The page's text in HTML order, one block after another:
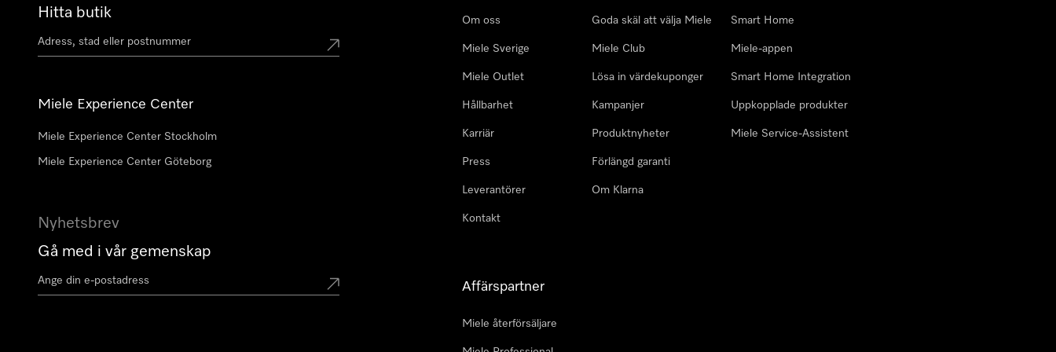
Hitta butik
Miele Experience Center
Miele Experience Center Stockholm
Miele Experience Center Göteborg
Nyhetsbrev
Gå med i vår gemenskap
Om oss
Miele Sverige
Miele Outlet
Hållbarhet
Karriär
Press
Leverantörer
Kontakt
Goda skäl att välja Miele
Miele Club
Lösa in värdekuponger
Kampanjer
Produktnyheter
Förlängd garanti
Om Klarna
Smart Home
Miele-appen
Smart Home Integration
Uppkopplade produkter
Miele Service-Assistent
Affärspartner
Miele återförsäljare